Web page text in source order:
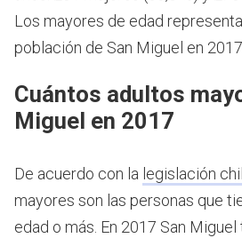
Los mayores de edad
población de San Miguel en 2017.
Cuántos adultos
Miguel en 2017
De acuerdo con la legislación
mayores son las personas que
edad o más. En 2017 San